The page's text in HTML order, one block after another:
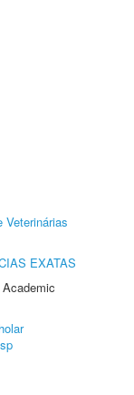
Veterinárias
EXATAS